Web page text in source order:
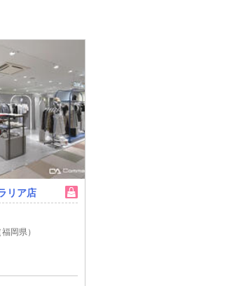
リア店
岡県）